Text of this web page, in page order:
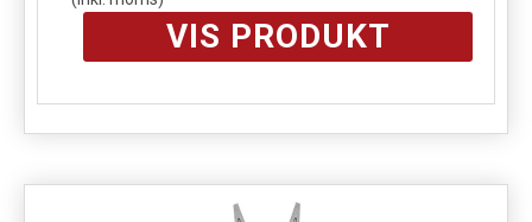
VIS PRODUKT